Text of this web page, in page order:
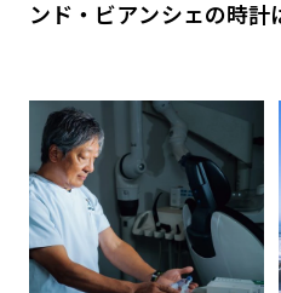
ンド・ビアンシェの時計